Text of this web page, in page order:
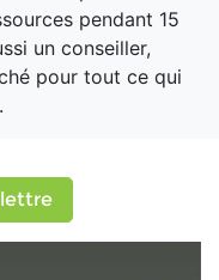
pendant 15
un conseiller,
pour tout ce qui